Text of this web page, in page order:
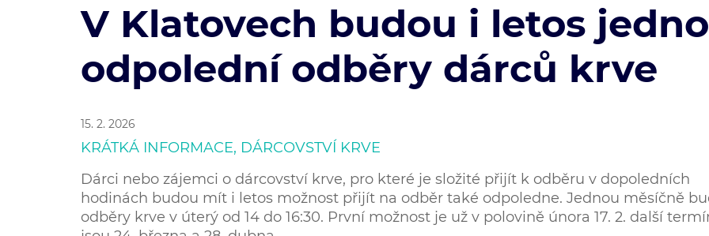
V Klatovech budou i letos
odpolední odběry dárců krve
15. 2. 2026
KRÁTKÁ INFORMACE, DÁRCOVSTVÍ KRVE
Dárci nebo zájemci o dárcovství krve, pro které je složité přijít k odběru v dopoledních
hodinách budou mít i letos možnost přijít na odběr také odpoledne. Jednou měsíčně
odběry krve v úterý od 14 do 16:30. První možnost je už v polovině února 17. 2. další